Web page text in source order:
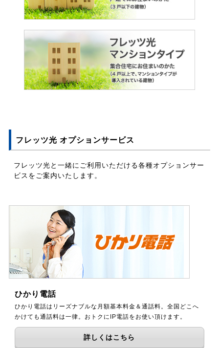
フレッツ光 オプションサービス
フレッツ光と一緒にご利用いただける各種オプションサー
ビスをご案内いたします。
ひかり電話
ひかり電話はリーズナブルな月額基本料金＆通話料。全国どこへ
かけても通話料は一律。おトクにIP電話をお使い頂けます。
詳しくはこちら